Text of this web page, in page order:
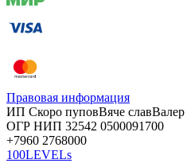
Правовая информация
ИП Скоро пуповВяче славВалер
ОГР НИП 32542 0500091700
+7960 2768000
100LEVELs